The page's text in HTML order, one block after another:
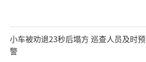
小车被劝退23秒后塌方 巡查人员及时预
警